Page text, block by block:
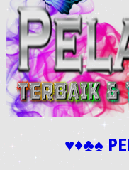
♥♦♣♠